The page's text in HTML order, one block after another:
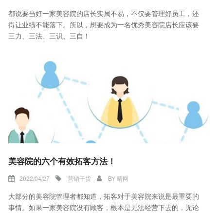
都说要当好一家美容院的店长实属不易，不仅要管理好员工，还
得让业绩不能落下。所以，想要成为一名优秀美容院店长应该要
三力、三法、三识、三自！
美容院的六个有效拓客方法！
2022/04/27 营销干货 BY晴网
大部分的美容院管理者都知道，拓客对于美容院来说是最重要的
事情。如果一家美容院没有顾客，根本是无法经营下去的，无论